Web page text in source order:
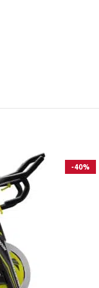
-40%